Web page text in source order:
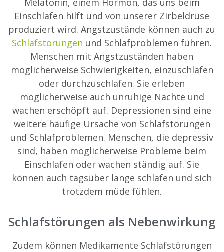
Melatonin, einem Hormon, das uns beim
Einschlafen hilft und von unserer Zirbeldrüse
produziert wird. Angstzustände können auch zu
Schlafstörungen und Schlafproblemen führen.
Menschen mit Angstzuständen haben
möglicherweise Schwierigkeiten, einzuschlafen
oder durchzuschlafen. Sie erleben
möglicherweise auch unruhige Nächte und
wachen erschöpft auf. Depressionen sind eine
weitere häufige Ursache von Schlafstörungen
und Schlafproblemen. Menschen, die depressiv
sind, haben möglicherweise Probleme beim
Einschlafen oder wachen ständig auf. Sie
können auch tagsüber lange schlafen und sich
trotzdem müde fühlen.
Schlafstörungen als Nebenwirkung
Zudem können Medikamente Schlafstörungen